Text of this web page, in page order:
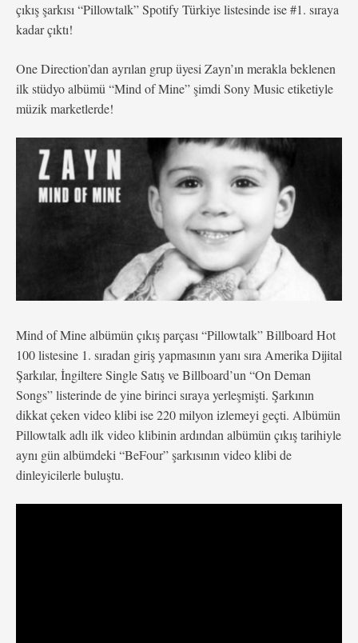
çıkış şarkısı “Pillowtalk” Spotify Türkiye listesinde ise #1. sıraya
kadar çıktı!
One Direction’dan ayrılan grup üyesi Zayn’ın merakla beklenen
ilk stüdyo albümü “Mind of Mine” şimdi Sony Music etiketiyle
müzik marketlerde!
Mind of Mine albümün çıkış parçası “Pillowtalk” Billboard Hot
100 listesine 1. sıradan giriş yapmasının yanı sıra Amerika Dijital
Şarkılar, İngiltere Single Satış ve Billboard’un “On Deman
Songs” listerinde de yine birinci sıraya yerleşmişti. Şarkının
dikkat çeken video klibi ise 220 milyon izlemeyi geçti. Albümün
Pillowtalk adlı ilk video klibinin ardından albümün çıkış tarihiyle
aynı gün albümdeki “BeFour” şarkısının video klibi de
dinleyicilerle buluştu.